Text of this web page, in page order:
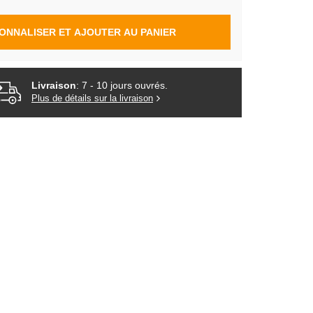
ET AJOUTER AU PANIER
Livraison: 7 - 10 jours ouvrés.
Plus de détails sur la livraison